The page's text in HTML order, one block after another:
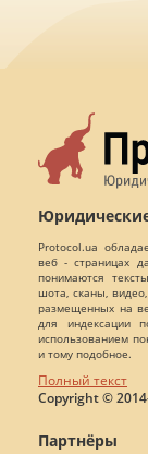
Protocol.ua
веб - страницах
понимаются
шота, сканы,
размещенных на
для индексации
использованием
и тому подобное.
Полный текст
Copyright ©
Партнёры